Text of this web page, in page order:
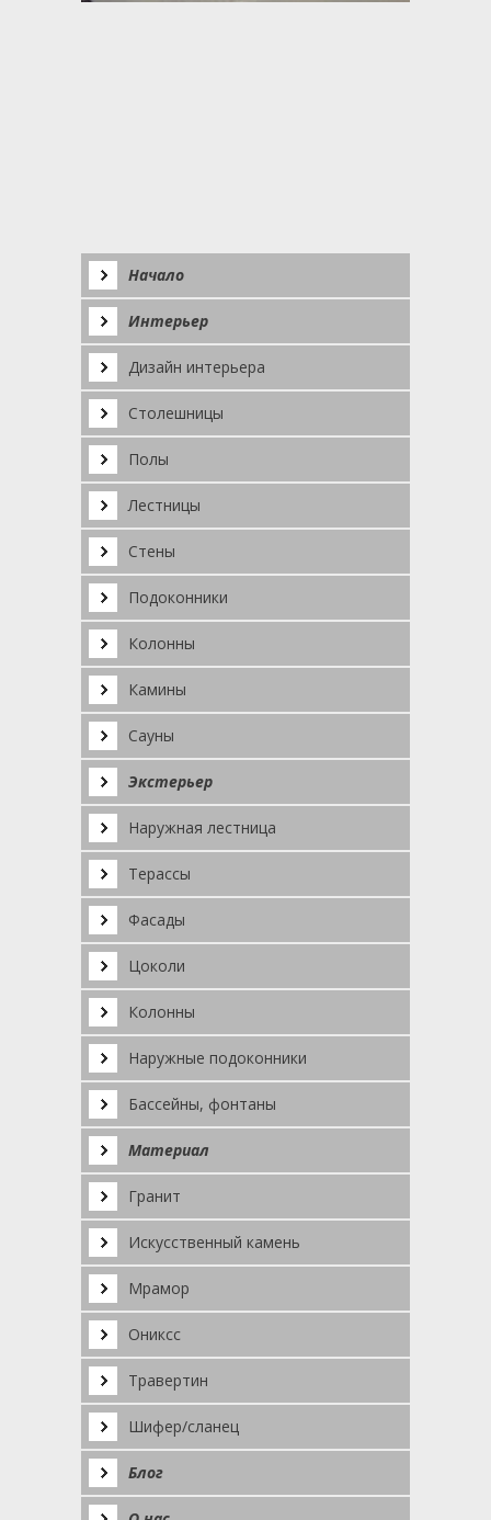
Начало
Интерьер
Дизайн интерьера
Столешницы
Полы
Лестницы
Стены
Подоконники
Колонны
Камины
Сауны
Экстерьер
Наружная лестница
Терассы
Фасады
Цоколи
Колонны
Наружные подоконники
Бассейны, фонтаны
Материал
Гранит
Искусственный камень
Мрамор
Ониксс
Травертин
Шифер/сланец
Блог